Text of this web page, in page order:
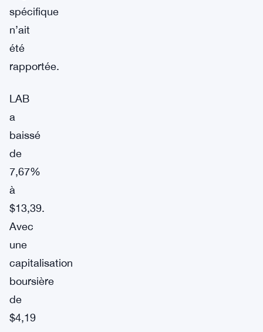
spécifique
n’ait
été
rapportée.
LAB
a
baissé
de
7,67%
à
$13,39.
Avec
une
capitalisation
boursière
de
$4,19